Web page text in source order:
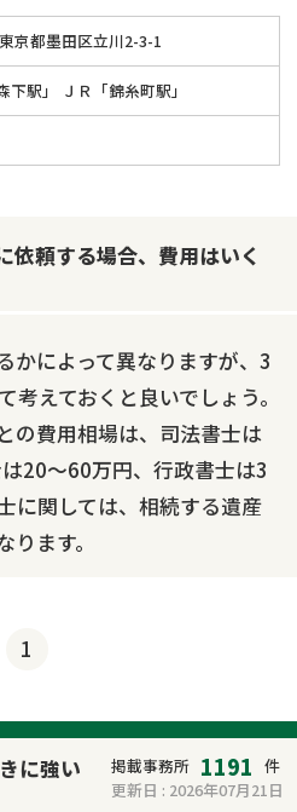
東京都墨田区立川2-3-1
下駅」 ＪＲ「錦糸町駅」
依頼する場合、費用はいく
かによって異なりますが、3
考えておくと良いでしょう。
の費用相場は、司法書士は
20～60万円、行政書士は3
に関しては、相続する遺産
ます。
1
に強い
掲載事務所 1191 件
更新日 : 2026年07月21日